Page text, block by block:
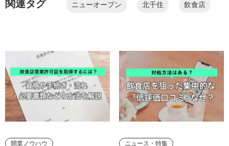
関連タグ ニューオープン 北千住 飲食店
開業ノウハウ ニュース・特集